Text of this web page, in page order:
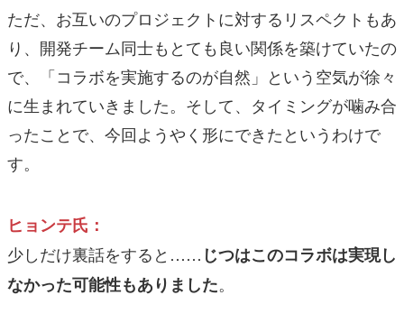
ただ、お互いのプロジェクトに対するリスペクトもあ
り、開発チーム同士もとても良い関係を築けていたの
で、「コラボを実施するのが自然」という空気が徐々
に生まれていきました。そして、タイミングが噛み合
ったことで、今回ようやく形にできたというわけで
す。
ヒョンテ氏：
少しだけ裏話をすると…… じつはこのコラボは実現し
なかった可能性もありました。